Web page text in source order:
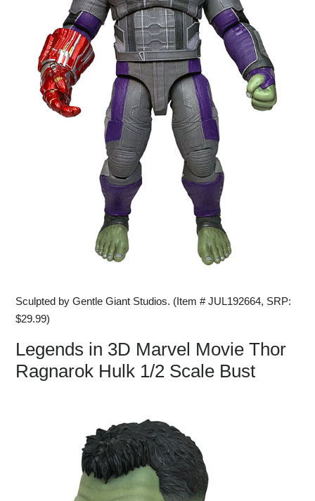
Sculpted by Gentle Giant Studios. (Item # JUL192664, SRP:
$29.99)
Legends in 3D Marvel Movie Thor
Ragnarok Hulk 1/2 Scale Bust